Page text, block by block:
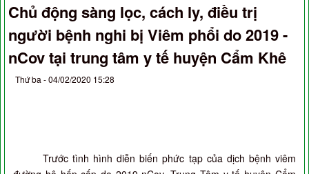
Chủ động sàng lọc, cách ly, điều trị
người bệnh nghi bị Viêm phổi do 2019 -
nCov tại trung tâm y tế huyện Cẩm Khê
Thứ ba - 04/02/2020 15:28
Trước tình hình diễn biến phức tạp của dịch bệnh viêm